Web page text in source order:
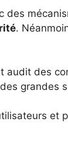
des
.
audit des
grandes
et